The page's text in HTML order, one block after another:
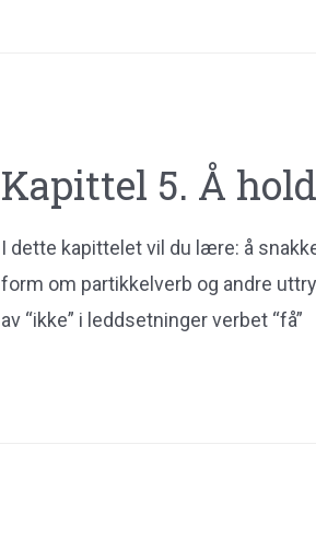
Kapittel 5. Å
I dette kapittelet vil du lære: å
form om partikkelverb og andre
av “ikke” i leddsetninger verbet “få”